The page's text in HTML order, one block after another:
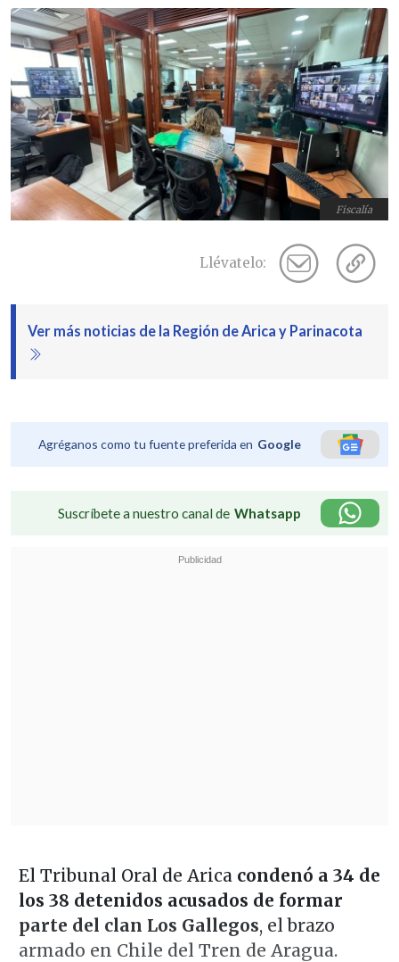
Fiscalía
Llévatelo:
Ver más noticias de la Región de Arica y Parinacota
Agréganos como tu fuente preferida en Google
Suscríbete a nuestro canal de Whatsapp
El Tribunal Oral de Arica condenó a 34 de
los 38 detenidos acusados de formar
parte del clan Los Gallegos, el brazo
armado en Chile del Tren de Aragua.